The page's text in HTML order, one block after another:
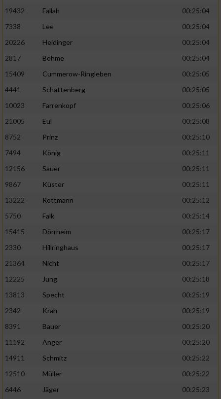
19432
Fallah
00:25:04
7338
Lee
00:25:04
20226
Heidinger
00:25:04
2817
Böhme
00:25:04
15409
Cummerow-Ringleben
00:25:05
4441
Schattenberg
00:25:05
10023
Farrenkopf
00:25:06
21005
Eul
00:25:08
8752
Prinz
00:25:10
7494
König
00:25:11
12156
Sauer
00:25:11
9867
Küster
00:25:11
13222
Rottmann
00:25:12
5750
Falk
00:25:14
15415
Dörrheim
00:25:17
2330
Hillringhaus
00:25:17
21364
Nicht
00:25:17
12225
Jung
00:25:18
13813
Specht
00:25:19
2342
Krah
00:25:19
8391
Bauer
00:25:20
11192
Anger
00:25:20
14911
Schmitz
00:25:22
12510
Müller
00:25:22
6446
Jäger
00:25:23